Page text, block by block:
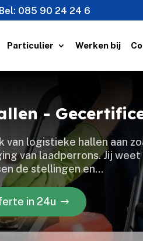
Bel: 085 90 24 24 6
Particulier Werken bij
-
logistieke hallen aan
van laadperrons.​ Jij
de stellingen en…
in 24u